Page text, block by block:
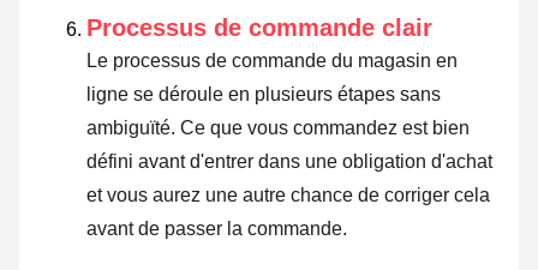
Processus de commande clair
Le processus de commande du magasin en
ligne se déroule en plusieurs étapes sans
ambiguïté. Ce que vous commandez est bien
défini avant d'entrer dans une obligation d'achat
et vous aurez une autre chance de corriger cela
avant de passer la commande.